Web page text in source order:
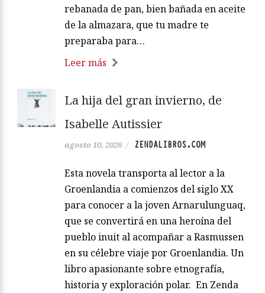
rebanada de pan, bien bañada en aceite
de la almazara, que tu madre te
preparaba para…
Leer más
La hija del gran invierno, de
Isabelle Autissier
agosto 10, 2026 / ZENDALIBROS.COM
Esta novela transporta al lector a la
Groenlandia a comienzos del siglo XX
para conocer a la joven Arnarulunguaq,
que se convertirá en una heroína del
pueblo inuit al acompañar a Rasmussen
en su célebre viaje por Groenlandia. Un
libro apasionante sobre etnografía,
historia y exploración polar. En Zenda